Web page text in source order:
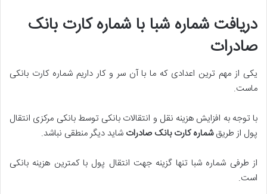
دریافت شماره شبا با شماره کارت بانک
صادرات
یکی از مهم ترین اعدادی که ما با آن سر و کار داریم شماره کارت بانکی
ماست.
با توجه به افزایش هزینه نقل و انتقالات بانکی توسط بانکی مرکزی انتقال
پول از طریقشماره کارت بانک صادرات شاید دیگر منطقی نباشد.
از طرفی شماره شبا تنها گزینه جهت انتقال پول با کمترین هزینه بانکی
است.